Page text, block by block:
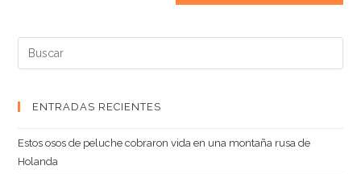
ENTRADAS RECIENTES
Estos osos de peluche cobraron vida en una montaña rusa de
Holanda